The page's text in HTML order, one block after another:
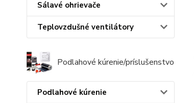
Sálavé ohrievače
Teplovzdušné ventilátory
Podlahové kúrenie/príslušenstvo
Podlahové kúrenie